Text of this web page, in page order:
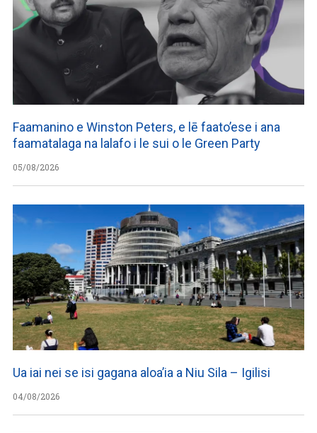
Faamanino e Winston Peters, e lē faato’ese i ana
faamatalaga na lalafo i le sui o le Green Party
05/08/2026
Ua iai nei se isi gagana aloa’ia a Niu Sila – Igilisi
04/08/2026